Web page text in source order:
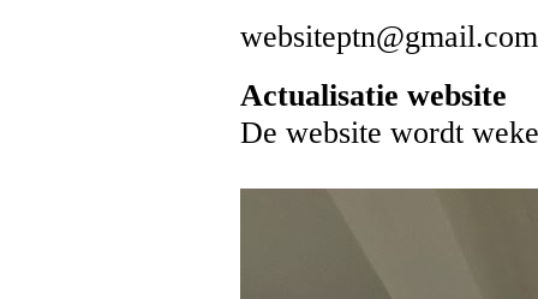
websiteptn@gmail.com
Actualisatie website
De website wordt